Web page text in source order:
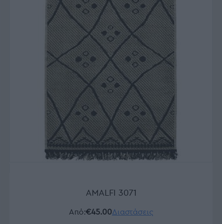
AMALFI 3071
Από:€45.00Διαστάσεις